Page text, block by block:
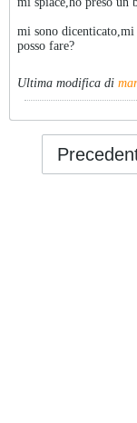
mi sono
posso fare?
Ultima modifica di